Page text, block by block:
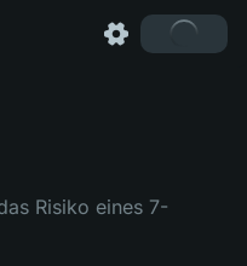
Risiko eines 7-